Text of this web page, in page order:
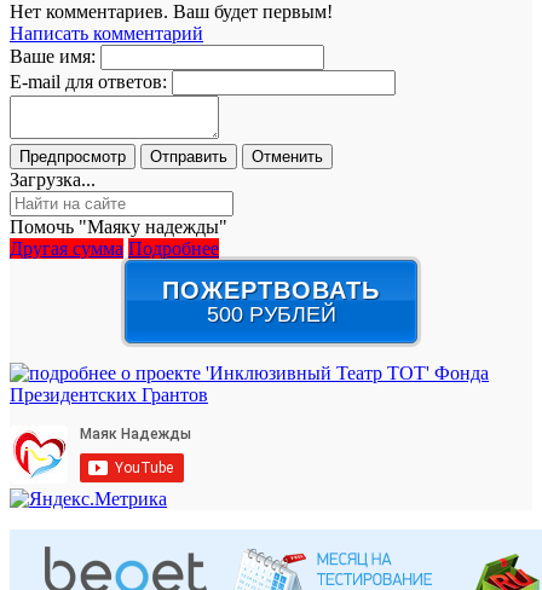
Нет комментариев. Ваш будет первым!
Написать комментарий
Ваше имя:
E-mail для ответов:
Загрузка...
Помочь "Маяку надежды"
Другая сумма Подробнее
ПОЖЕРТВОВАТЬ
500 РУБЛЕЙ